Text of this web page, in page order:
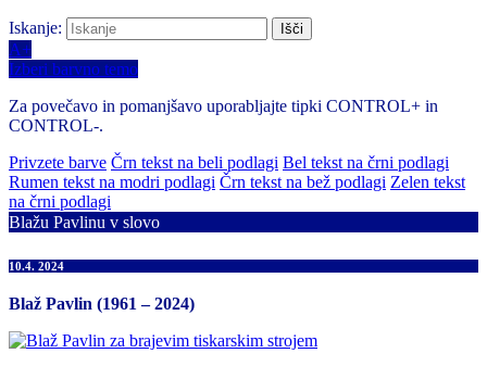
Iskanje:
A+
Izberi barvno temo
Za povečavo in pomanjšavo uporabljajte tipki CONTROL+ in
CONTROL-.
Privzete barve Črn tekst na beli podlagi Bel tekst na črni podlagi
Rumen tekst na modri podlagi Črn tekst na bež podlagi Zelen tekst
na črni podlagi
Blažu Pavlinu v slovo
10.4. 2024
Blaž Pavlin (1961 – 2024)